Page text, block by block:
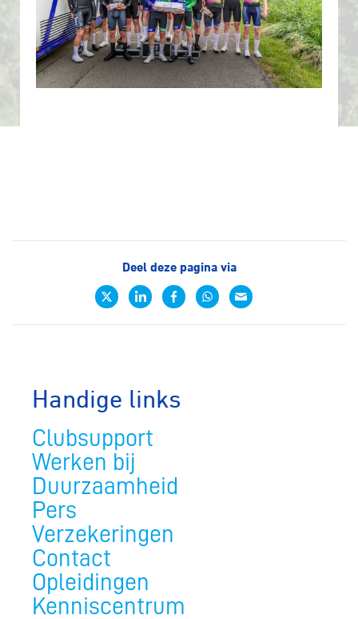
Deel deze pagina via
Handige links
Clubsupport
Werken bij
Duurzaamheid
Pers
Verzekeringen
Contact
Opleidingen
Kenniscentrum